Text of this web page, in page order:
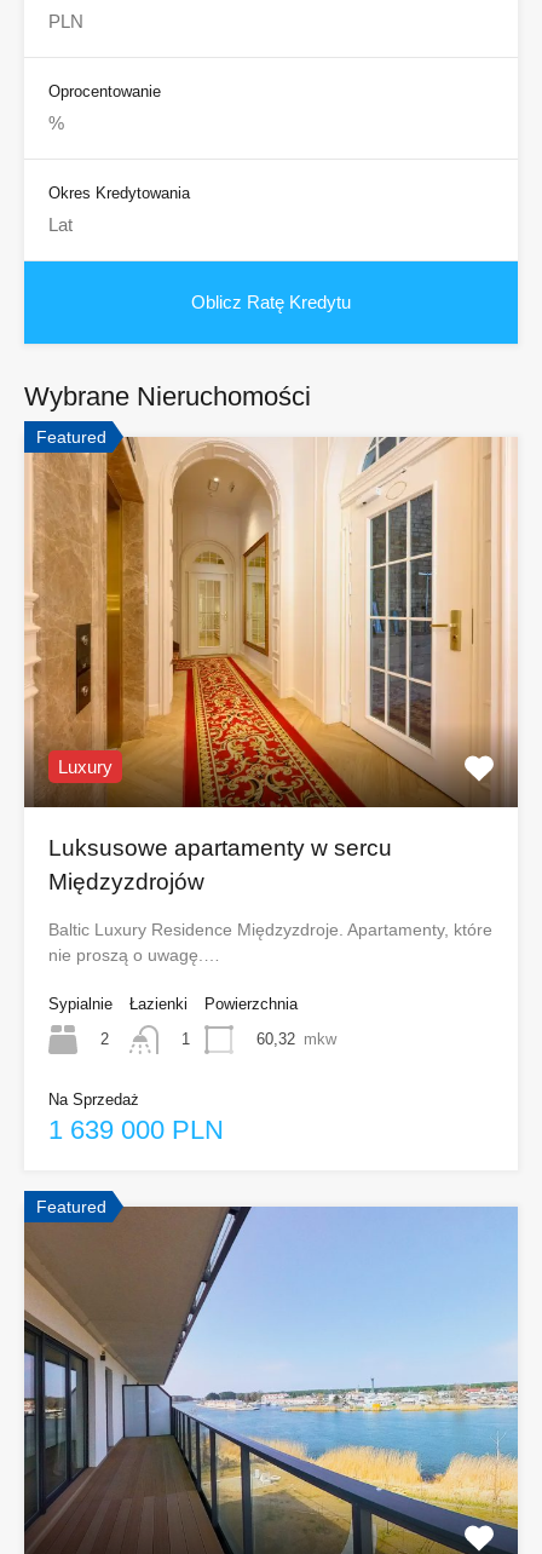
Oprocentowanie
Okres Kredytowania
Wybrane Nieruchomości
Featured
Luxury
Luksusowe apartamenty w sercu
Międzyzdrojów
Baltic Luxury Residence Międzyzdroje. Apartamenty, które
nie proszą o uwagę.…
Sypialnie
2
Łazienki
1
Powierzchnia
60,32 mkw
Na Sprzedaż
1 639 000 PLN
Featured